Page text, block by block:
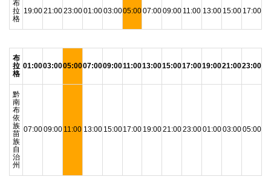
布
拉
格
19:0021:0023:0001:0003:0005:0007:0009:00 11:00 13:00 15:00 17:00
布
拉
格
01:0003:0005:0007:0009:0011:0013:0015:0017:0019:0021:0023:00
黔
南
布
依
族
苗
族
自
治
州
07:0009:00 11:00 13:00 15:0017:00 19:0021:0023:0001:0003:0005:00